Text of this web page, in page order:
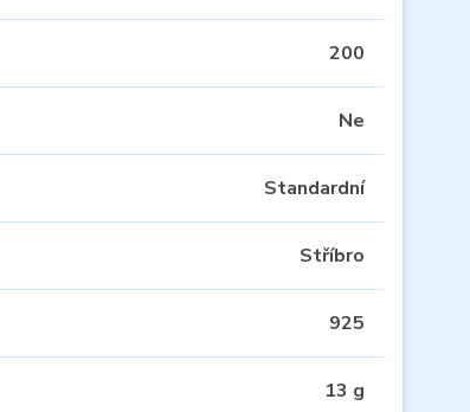
200
Ne
Standardní
Stříbro
925
13 g